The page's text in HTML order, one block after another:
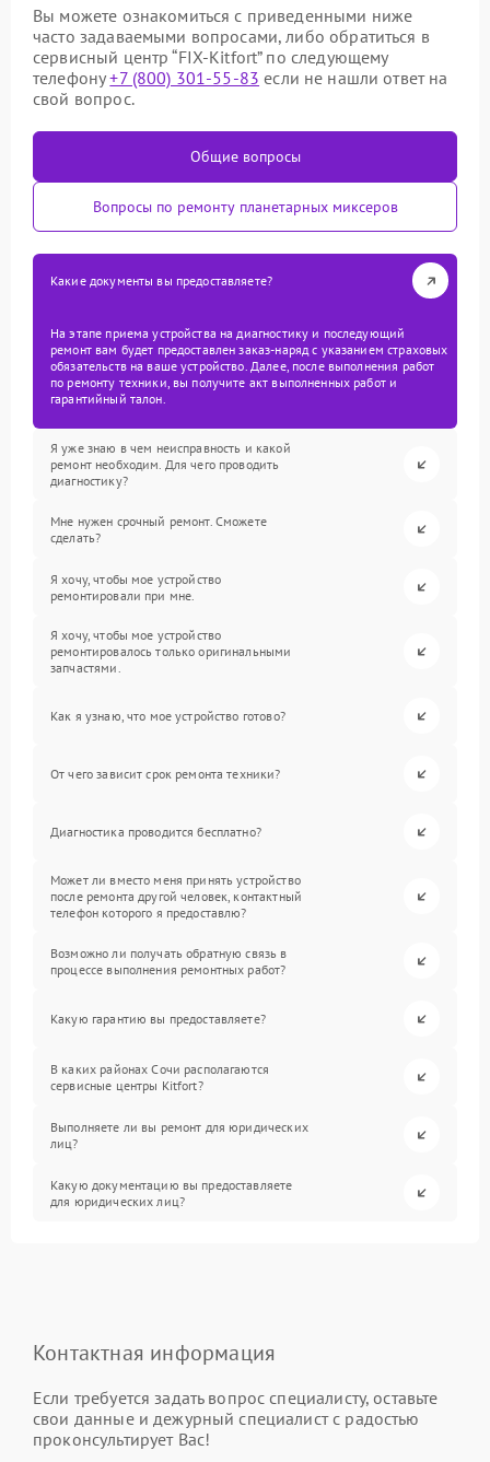
Вы можете ознакомиться с приведенными ниже
часто задаваемыми вопросами, либо обратиться в
сервисный центр “FIX-Kitfort” по следующему
телефону+7 (800) 301-55-83 если не нашли ответ на
свой вопрос.
Общие вопросы
Вопросы по ремонту планетарных миксеров
Какие документы вы предоставляете?
На этапе приема устройства на диагностику и последующий
ремонт вам будет предоставлен заказ-наряд с указанием страховых
обязательств на ваше устройство. Далее, после выполнения работ
по ремонту техники, вы получите акт выполненных работ и
гарантийный талон.
Я уже знаю в чем неисправность и какой
ремонт необходим. Для чего проводить
диагностику?
Мне нужен срочный ремонт. Сможете
сделать?
Я хочу, чтобы мое устройство
ремонтировали при мне.
Я хочу, чтобы мое устройство
ремонтировалось только оригинальными
запчастями.
Как я узнаю, что мое устройство готово?
От чего зависит срок ремонта техники?
Диагностика проводится бесплатно?
Может ли вместо меня принять устройство
после ремонта другой человек, контактный
телефон которого я предоставлю?
Возможно ли получать обратную связь в
процессе выполнения ремонтных работ?
Какую гарантию вы предоставляете?
В каких районах Сочи располагаются
сервисные центры Kitfort?
Выполняете ли вы ремонт для юридических
лиц?
Какую документацию вы предоставляете
для юридических лиц?
Контактная информация
Если требуется задать вопрос специалисту, оставьте
свои данные и дежурный специалист с радостью
проконсультирует Вас!